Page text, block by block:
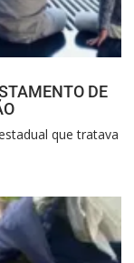
DE
que tratava